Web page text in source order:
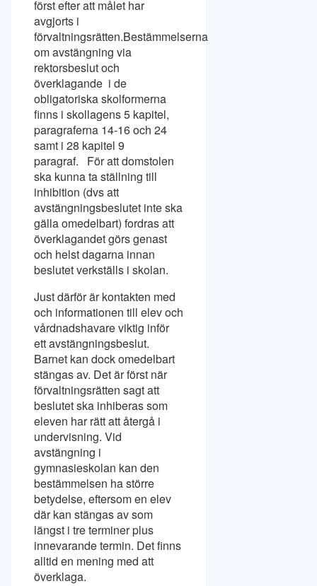
först efter att målet har
avgjorts i
förvaltningsrätten.Bestämmelserna
om avstängning via
rektorsbeslut och
överklagande i de
obligatoriska skolformerna
finns i skollagens 5 kapitel,
paragraferna 14-16 och 24
samt i 28 kapitel 9
paragraf. För att domstolen
ska kunna ta ställning till
inhibition (dvs att
avstängningsbeslutet inte ska
gälla omedelbart) fordras att
överklagandet görs genast
och helst dagarna innan
beslutet verkställs i skolan.
Just därför är kontakten med
och informationen till elev och
vårdnadshavare viktig inför
ett avstängningsbeslut.
Barnet kan dock omedelbart
stängas av. Det är först när
förvaltningsrätten sagt att
beslutet ska inhiberas som
eleven har rätt att återgå i
undervisning. Vid
avstängning i
gymnasieskolan kan den
bestämmelsen ha större
betydelse, eftersom en elev
där kan stängas av som
längst i tre terminer plus
innevarande termin. Det finns
alltid en mening med att
överklaga.